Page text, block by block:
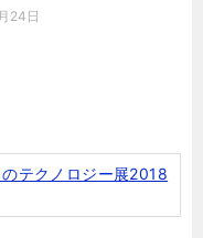
24日
テクノロジー展2018